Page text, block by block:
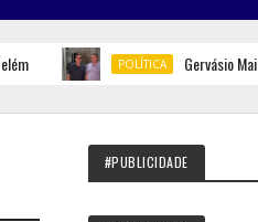
POLÍTICA Gervásio Maia
#PUBLICIDADE